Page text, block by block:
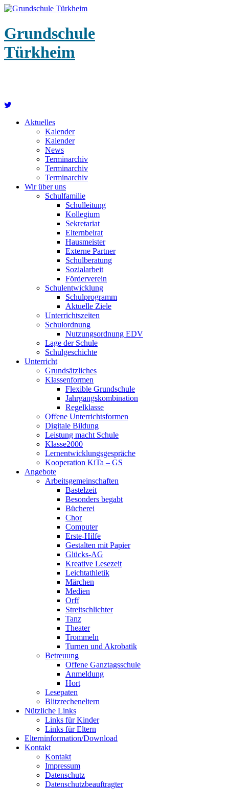
Grundschule
Türkheim
Aktuelles
Kalender
Kalender
News
Terminarchiv
Terminarchiv
Terminarchiv
Wir über uns
Schulfamilie
Schulleitung
Kollegium
Sekretariat
Elternbeirat
Hausmeister
Externe Partner
Schulberatung
Sozialarbeit
Förderverein
Schulentwicklung
Schulprogramm
Aktuelle Ziele
Unterrichtszeiten
Schulordnung
Nutzungsordnung EDV
Lage der Schule
Schulgeschichte
Unterricht
Grundsätzliches
Klassenformen
Flexible Grundschule
Jahrgangskombination
Regelklasse
Offene Unterrichtsformen
Digitale Bildung
Leistung macht Schule
Klasse2000
Lernentwicklungsgespräche
Kooperation KiTa – GS
Angebote
Arbeitsgemeinschaften
Bastelzeit
Besonders begabt
Bücherei
Chor
Computer
Erste-Hilfe
Gestalten mit Papier
Glücks-AG
Kreative Lesezeit
Leichtathletik
Märchen
Medien
Orff
Streitschlichter
Tanz
Theater
Trommeln
Turnen und Akrobatik
Betreuung
Offene Ganztagsschule
Anmeldung
Hort
Lesepaten
Blitzrecheneltern
Nützliche Links
Links für Kinder
Links für Eltern
Elterninformation/Download
Kontakt
Kontakt
Impressum
Datenschutz
Datenschutzbeauftragter